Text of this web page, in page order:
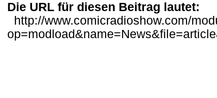
Die URL für diesen Beitrag lautet:
http://www.comicradioshow.com/